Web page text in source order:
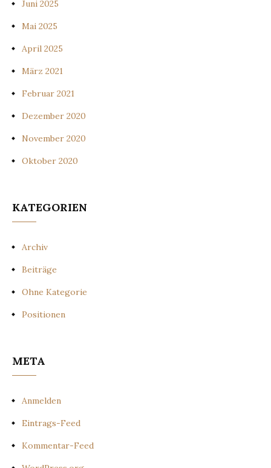
Juni 2025
Mai 2025
April 2025
März 2021
Februar 2021
Dezember 2020
November 2020
Oktober 2020
KATEGORIEN
Archiv
Beiträge
Ohne Kategorie
Positionen
META
Anmelden
Eintrags-Feed
Kommentar-Feed